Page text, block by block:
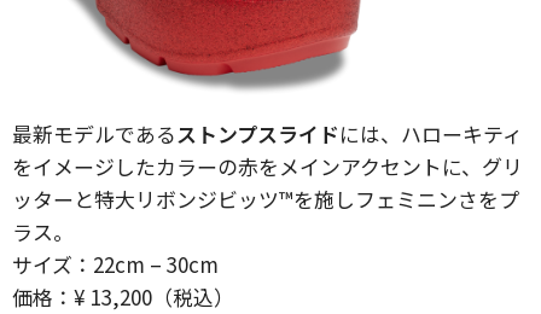
最新モデルであるストンプスライドには、ハローキティ
をイメージしたカラーの赤をメインアクセントに、グリ
ッターと特大リボンジビッツ™︎を施しフェミニンさをプ
ラス。
サイズ：22cm – 30cm
価格：¥ 13,200（税込）